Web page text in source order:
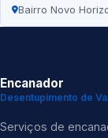
Bairro Novo
Encanador
Desentupimento de
Serviços de